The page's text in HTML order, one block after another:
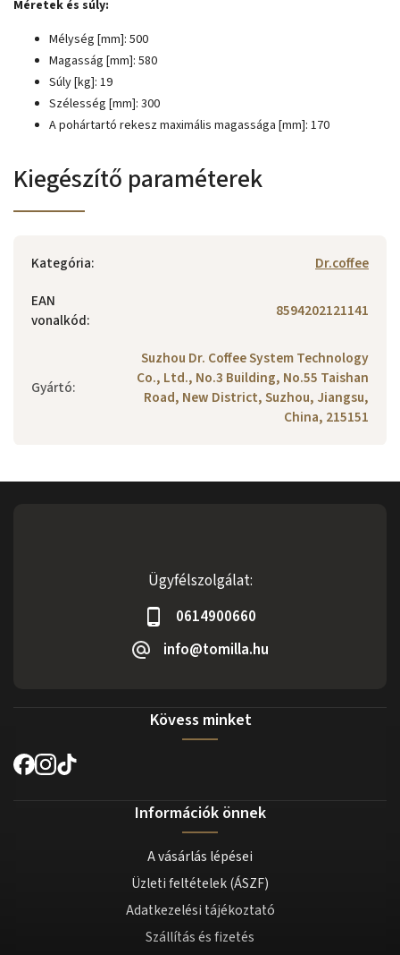
Méretek és súly:
Mélység [mm]: 500
Magasság [mm]: 580
Súly [kg]: 19
Szélesség [mm]: 300
A pohártartó rekesz maximális magassága [mm]: 170
Kiegészítő paraméterek
Kategória:
Dr.coffee
EAN
vonalkód: 8594202121141
Gyártó:
Suzhou Dr. Coffee System Technology
Co., Ltd., No.3 Building, No.55 Taishan
Road, New District, Suzhou, Jiangsu,
China, 215151
Ügyfélszolgálat:
0614900660
info@tomilla.hu
Kövess minket
Információk önnek
A vásárlás lépései
Üzleti feltételek (ÁSZF)
Adatkezelési tájékoztató
Szállítás és fizetés